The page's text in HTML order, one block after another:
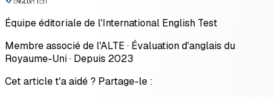
Équipe éditoriale de l'International English Test
Membre associé de l'ALTE · Évaluation d'anglais du
Royaume-Uni · Depuis 2023
Cet article t'a aidé ? Partage-le :